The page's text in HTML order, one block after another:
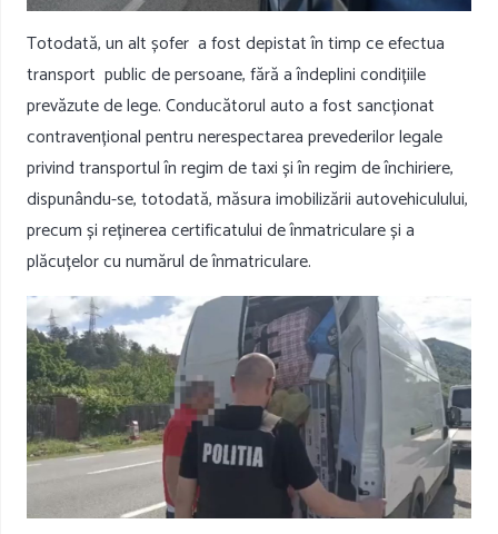
Totodată, un alt șofer a fost depistat în timp ce efectua
transport public de persoane, fără a îndeplini condițiile
prevăzute de lege. Conducătorul auto a fost sancționat
contravențional pentru nerespectarea prevederilor legale
privind transportul în regim de taxi și în regim de închiriere,
dispunându-se, totodată, măsura imobilizării autovehiculului,
precum și reținerea certificatului de înmatriculare și a
plăcuțelor cu numărul de înmatriculare.